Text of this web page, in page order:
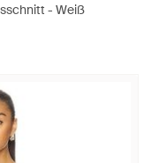
- Weiß